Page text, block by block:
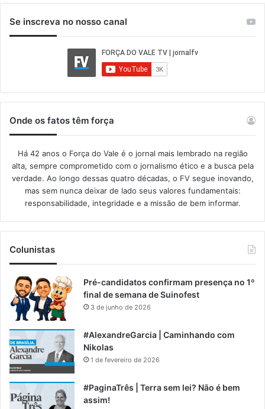
Se inscreva no nosso canal
Onde os fatos têm força
Há 42 anos o Força do Vale é o jornal mais lembrado na região
alta, sempre comprometido com o jornalismo ético e a busca pela
verdade. Ao longo dessas quatro décadas, o FV segue inovando,
mas sem nunca deixar de lado seus valores fundamentais:
responsabilidade, integridade e a missão de bem informar.​
Colunistas
Pré-candidatos confirmam presença no 1º
final de semana de Suinofest
3 de junho de 2026
#AlexandreGarcia | Caminhando com
Nikolas
1 de fevereiro de 2026
#PaginaTrês | Terra sem lei? Não é bem
assim!